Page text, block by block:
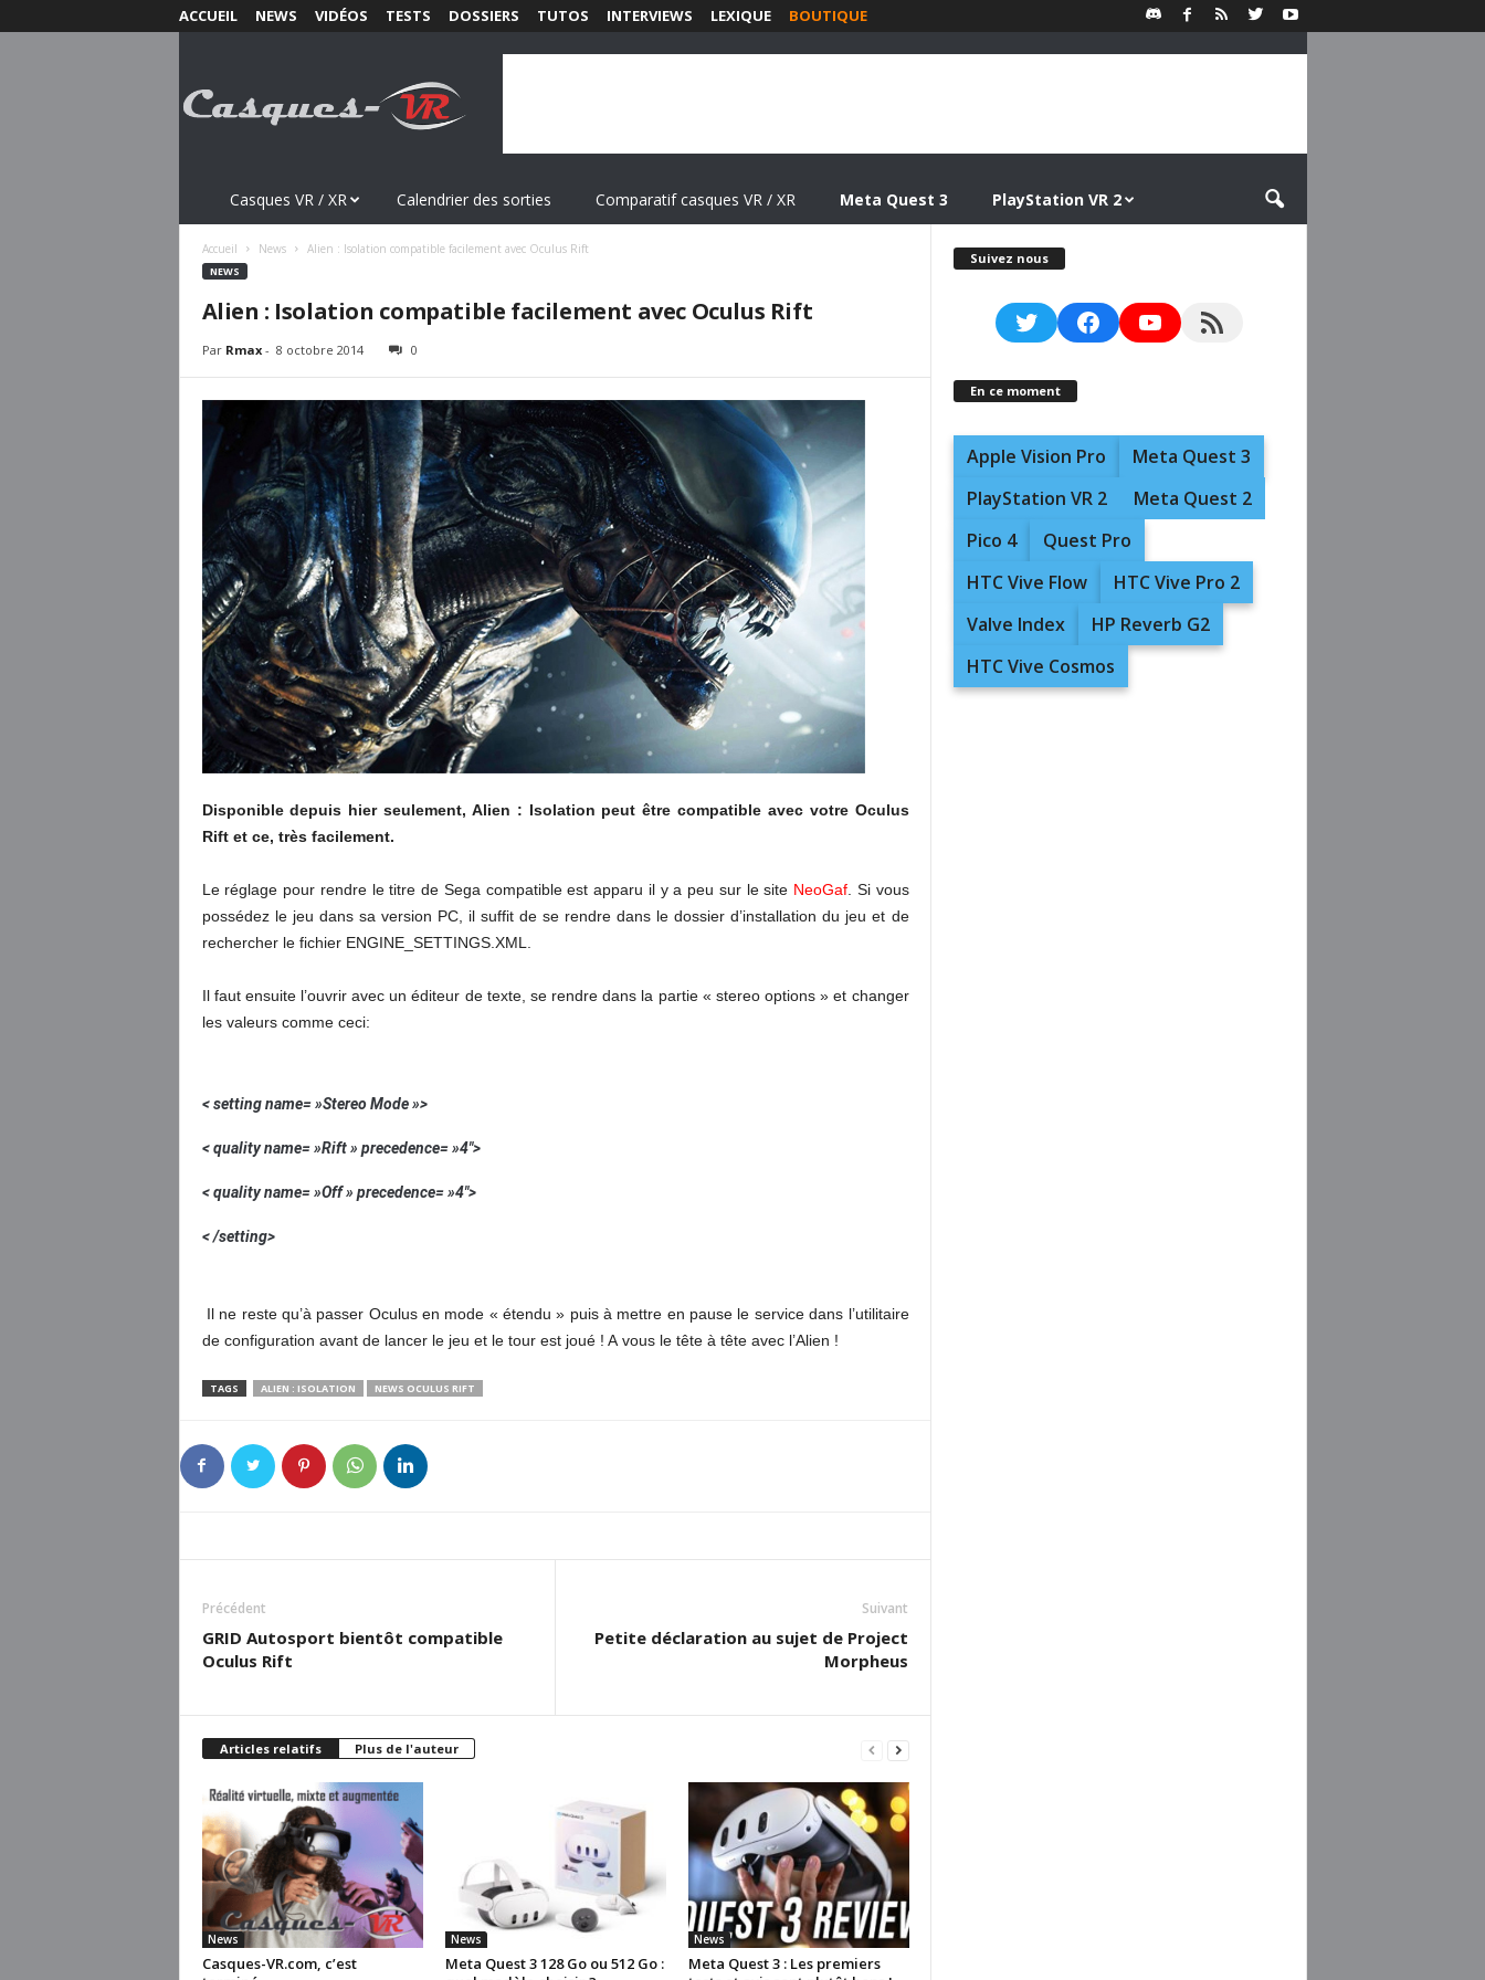
ACCUEIL NEWS VIDÉOS TESTS DOSSIERS TUTOS INTERVIEWS LEXIQUE BOUTIQUE
s
Casques VR / XR Calendrier des sorties Comparatif casques VR / XR Meta Quest 3 PlayStation VR 2
Accueil News Alien : Isolation compatible facilement avec Oculus Rift
NEWS
Alien : Isolation compatible facilement avec Oculus Rift
Par Rmax- 8 octobre 2014 0
Disponible depuis hier seulement, Alien : Isolation peut être compatible avec votre Oculus
Rift et ce, très facilement.
Le réglage pour rendre le titre de Sega compatible est apparu il y a peu sur le site NeoGaf . Si vous
possédez le jeu dans sa version PC, il suffit de se rendre dans le dossier d’installation du jeu et de
rechercher le fichier ENGINE_SETTINGS.XML.
Il faut ensuite l’ouvrir avec un éditeur de texte, se rendre dans la partie « stereo options » et changer
les valeurs comme ceci:
< setting name= »Stereo Mode »>
< quality name= »Rift » precedence= »4″>
< quality name= »Off » precedence= »4″>
< /setting>
Il ne reste qu’à passer Oculus en mode « étendu » puis à mettre en pause le service dans l’utilitaire
de configuration avant de lancer le jeu et le tour est joué ! A vous le tête à tête avec l’Alien !
TAGS ALIEN : ISOLATION NEWS OCULUS RIFT
Précédent
GRID Autosport bientôt compatible
Oculus Rift
Suivant
Petite déclaration au sujet de Project
Morpheus
Articles relatifs Plus de l'auteur
News
Casques-VR.com, c’est
News
Meta Quest 3 128 Go ou 512 Go :
News
Meta Quest 3 : Les premiers
Suivez nous
TwitterFacebookYouTubeRSS Feed
En ce moment
Apple Vision Pro
Meta Quest 3
PlayStation VR 2
Meta Quest 2
Pico 4
Quest Pro
HTC Vive Flow
HTC Vive Pro 2
Valve Index
HP Reverb G2
HTC Vive Cosmos